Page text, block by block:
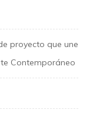
proyecto que une
Contemporáneo